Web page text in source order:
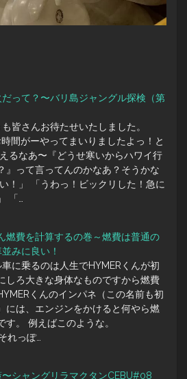
って？〜バリ島ジャングル探検（第
皆さんお待たせいたしました。
間がーやってまいりましたよっ！と
るなあ〜『どうせ寒いからハワイ行
』って言ってんのかなあ？そうかな
！」 「うわっ！ビックリした！急に
「…
燃費を計算するの巻～燃費は普通の
みに良い！
に乗るのは人生でHYMERくんが初
しろ大きな身体なものですから燃費
くんのインパネ（この名前も初
には、エンジンをかけると何やら燃
。 例えばこのような。
れっぽ…
〜シャングリラマクタンCEBU#08